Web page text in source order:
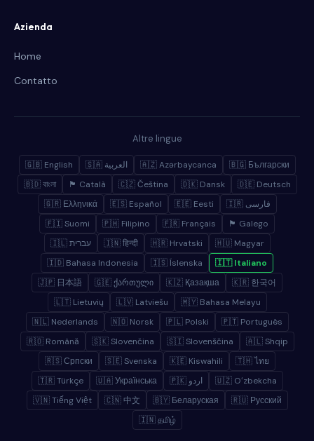
Azienda
Home
Contatto
Altre lingue
🇬🇧 English 🇸🇦 العربية 🇦🇿 Azərbaycanca
🇧🇬 Български
🇧🇩 বাংলা
🏴 Català 🇨🇿 Čeština 🇩🇰 Dansk
🇩🇪 Deutsch
🇬🇷 Ελληνικά
🇪🇸 Español 🇪🇪 Eesti
🇮🇷 فارسی
🇫🇮 Suomi
🇵🇭 Filipino 🇫🇷 Français
🏴 Galego
🇮🇱 עברית
🇮🇳 हिन्दी 🇭🇷 Hrvatski
🇭🇺 Magyar
🇮🇩 Bahasa Indonesia
🇮🇸 Íslenska
🇮🇹 Italiano
🇯🇵 日本語
🇬🇪 ქართული 🇰🇿 Қазақша
🇰🇷 한국어
🇱🇹 Lietuvių
🇱🇻 Latviešu
🇲🇾 Bahasa Melayu
🇳🇱 Nederlands
🇳🇴 Norsk 🇵🇱 Polski
🇵🇹 Português
🇷🇴 Română
🇸🇰 Slovenčina 🇸🇮 Slovenščina
🇦🇱 Shqip
🇷🇸 Српски
🇸🇪 Svenska 🇰🇪 Kiswahili
🇹🇭 ไทย
🇹🇷 Türkçe
🇺🇦 Українська 🇵🇰 اردو
🇺🇿 Oʻzbekcha
🇻🇳 Tiếng Việt
🇨🇳 中文 🇧🇾 Беларуская
🇷🇺 Русский
🇮🇳 தமிழ்